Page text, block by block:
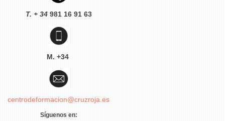
T. + 34 981 16 91 63
M. +34
centrodeformacion@cruzroja.es
Síguenos en: